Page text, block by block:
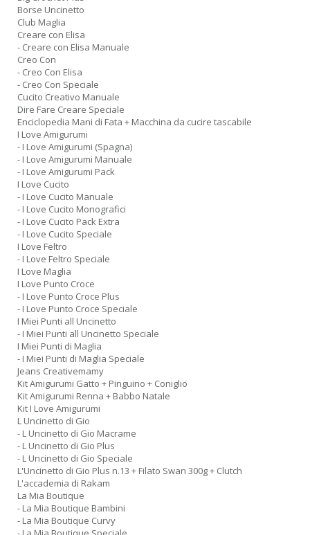
Borse Uncinetto
Club Maglia
Creare con Elisa
- Creare con Elisa Manuale
Creo Con
- Creo Con Elisa
- Creo Con Speciale
Cucito Creativo Manuale
Dire Fare Creare Speciale
Enciclopedia Mani di Fata + Macchina da cucire tascabile
I Love Amigurumi
- I Love Amigurumi (Spagna)
- I Love Amigurumi Manuale
- I Love Amigurumi Pack
I Love Cucito
- I Love Cucito Manuale
- I Love Cucito Monografici
- I Love Cucito Pack Extra
- I Love Cucito Speciale
I Love Feltro
- I Love Feltro Speciale
I Love Maglia
I Love Punto Croce
- I Love Punto Croce Plus
- I Love Punto Croce Speciale
I Miei Punti all Uncinetto
- I Miei Punti all Uncinetto Speciale
I Miei Punti di Maglia
- I Miei Punti di Maglia Speciale
Jeans Creativemamy
Kit Amigurumi Gatto + Pinguino + Coniglio
Kit Amigurumi Renna + Babbo Natale
Kit I Love Amigurumi
L Uncinetto di Gio
- L Uncinetto di Gio Macrame
- L Uncinetto di Gio Plus
- L Uncinetto di Gio Speciale
L'Uncinetto di Gio Plus n.13 + Filato Swan 300g + Clutch
L'accademia di Rakam
La Mia Boutique
- La Mia Boutique Bambini
- La Mia Boutique Curvy